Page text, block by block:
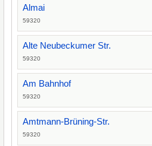
Almai
59320
Alte Neubeckumer Str.
59320
Am Bahnhof
59320
Amtmann-Brüning-Str.
59320